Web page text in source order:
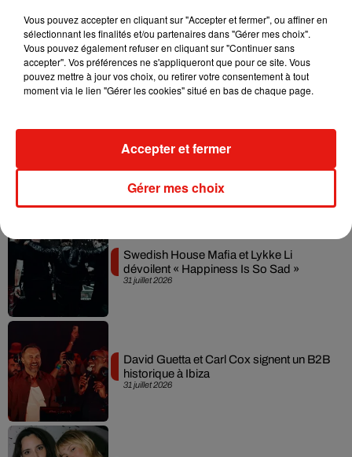
6 août 2026
Il y a 10 ans, DJ Snake changeait de
dimension avec son premier...
Fred again.. et Latin Mafia dévoilent enfin
31 juillet 2026
Swedish House Mafia et Lykke Li
dévoilent « Happiness Is So Sad »
31 juillet 2026
David Guetta et Carl Cox signent un B2B
historique à Ibiza
Vous pouvez accepter en cliquant sur "Accepter et fermer", ou affiner en
sélectionnant les finalités et/ou partenaires dans "Gérer mes choix".
Vous pouvez également refuser en cliquant sur "Continuer sans
accepter". Vos préférences ne s'appliqueront que pour ce site. Vous
pouvez mettre à jour vos choix, ou retirer votre consentement à tout
moment via le lien "Gérer les cookies" situé en bas de chaque page.
Gérer mes choix
Accepter et fermer